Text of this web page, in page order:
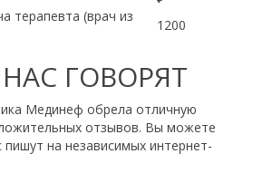
терапевта (врач из
1200
ГОВОРЯТ
Мединеф обрела отличную
отзывов. Вы можете
на независимых интернет-